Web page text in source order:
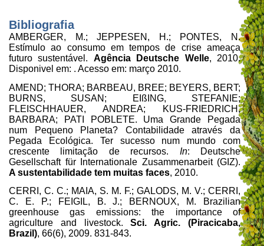
Bibliografia
AMBERGER, M.; JEPPESEN, H.; PONTES, N.
Estímulo ao consumo em tempos de crise ameaça
futuro sustentável. Agência Deutsche Welle, 2010.
Disponivel em: . Acesso em: março 2010.
AMEND; THORA; BARBEAU, BREE; BEYERS, BERT;
BURNS, SUSAN; EIßING, STEFANIE;
FLEISCHHAUER, ANDREA; KUS-FRIEDRICH,
BARBARA; PATI POBLETE. Uma Grande Pegada
num Pequeno Planeta? Contabilidade através da
Pegada Ecológica. Ter sucesso num mundo com
crescente limitação de recursos. In: Deutsche
Gesellschaft für Internationale Zusammenarbeit (GIZ).
A sustentabilidade tem muitas faces, 2010.
CERRI, C. C.; MAIA, S. M. F.; GALODS, M. V.; CERRI,
C. E. P.; FEIGIL, B. J.; BERNOUX, M. Brazilian
greenhouse gas emissions: the importance of
agriculture and livestock.Sci. Agric. (Piracicaba,
Brazil), 66(6), 2009. 831-843.